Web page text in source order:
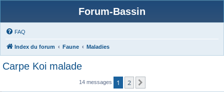
Forum-Bassin
FAQ
Index du forum Faune Maladies
Carpe Koi malade
14 messages 1 2